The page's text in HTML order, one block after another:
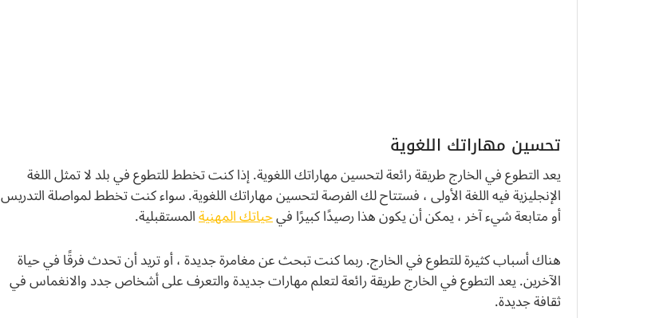
تحسين مهاراتك اللغوية
يعد التطوع في الخارج طريقة رائعة لتحسين مهاراتك اللغوية. إذا كنت تخطط للتطوع في بلد لا تمثل اللغة
الإنجليزية فيه اللغة الأولى ، فستتاح لك الفرصة لتحسين مهاراتك اللغوية. سواء كنت تخطط لمواصلة التدريس
أو متابعة شيء آخر ، يمكن أن يكون هذا رصيدًا كبيرًا فيحياتك المهنيةالمستقبلية.
هناك أسباب كثيرة للتطوع في الخارج. ربما كنت تبحث عن مغامرة جديدة ، أو تريد أن تحدث فرقًا في حياة
الآخرين. يعد التطوع في الخارج طريقة رائعة لتعلم مهارات جديدة والتعرف على أشخاص جدد والانغماس في
ثقافة جديدة.